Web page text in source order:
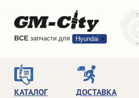
ВCE запчасти для Hyundai
КАТАЛОГ ДОСТАВКА